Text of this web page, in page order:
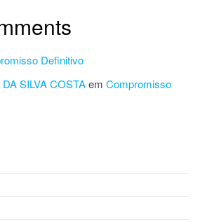
Definitivo
SILVA COSTAem Compromisso